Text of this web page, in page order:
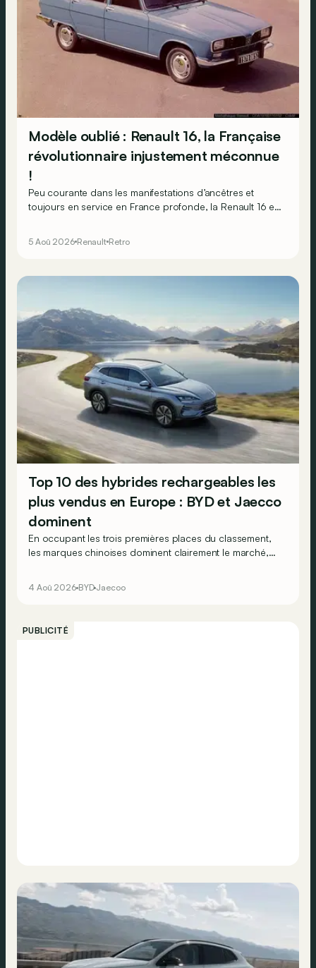
Modèle oublié : Renault 16, la Française
révolutionnaire injustement méconnue
!
Peu courante dans les manifestations d’ancêtres et
toujours en service en France profonde, la Renault 16 est
5 Aoû 2026 Renault Retro
Top 10 des hybrides rechargeables les
plus vendus en Europe : BYD et Jaecco
dominent
En occupant les trois premières places du classement,
les marques chinoises dominent clairement le marché,
4 Aoû 2026 BYD Jaecoo
PUBLICITÉ